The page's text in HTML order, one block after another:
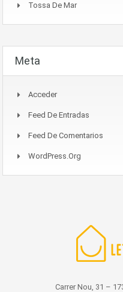
Tossa De Mar
Meta
Acceder
Feed De Entradas
Feed De Comentarios
WordPress.org
Carrer Nou, 31 –